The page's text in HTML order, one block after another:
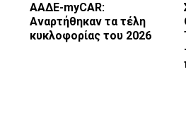
ΑΑΔΕ-myCAR:
Αναρτήθηκαν τα τέλη
κυκλοφορίας του 2026